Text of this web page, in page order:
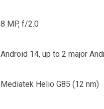
8 MP, f/2.0
Android 14, up to 2 major
Mediatek Helio G85 (12 nm)